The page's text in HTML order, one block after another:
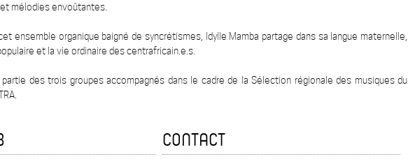
mélodies envoûtantes.
ensemble organique baigné de syncrétismes, Idylle Mamba partage dans sa langue maternelle,
et la vie ordinaire des centrafricain.e.s.
des trois groupes accompagnés dans le cadre de la Sélection régionale des musiques du
CONTACT